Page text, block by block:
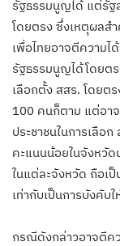
รัฐธรรมนูญได้ แต่รัฐ
โดยตรง ซึ่งเหตุผลส
เพื่อไทยอาจตีความไ
รัฐธรรมนูญได้โดยต
เลือกตั้ง สสร. โดยต
100 คนก็ตาม แต่อาจ
ประชาชนในการเลือ
คะแนนน้อยในจังหวั
ในแต่ละจังหวัด ถือเ
เท่ากับเป็นการบังคับ
กรณีดังกล่าวอาจตีคว